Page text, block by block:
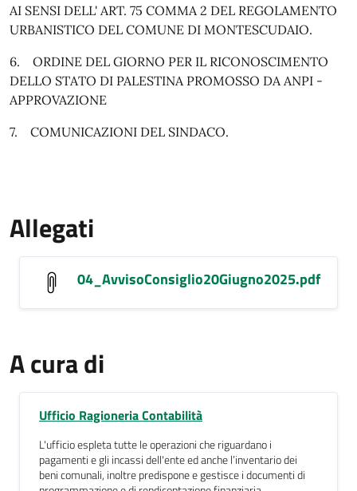
AI SENSI DELL' ART. 75 COMMA 2 DEL REGOLAMENTO
URBANISTICO DEL COMUNE DI MONTESCUDAIO.
6. ORDINE DEL GIORNO PER IL RICONOSCIMENTO
DELLO STATO DI PALESTINA PROMOSSO DA ANPI -
APPROVAZIONE
7. COMUNICAZIONI DEL SINDACO.
Allegati
04_AvvisoConsiglio20Giugno2025.pdf
A cura di
Ufficio Ragioneria Contabilità
L'ufficio espleta tutte le operazioni che riguardano i
pagamenti e gli incassi dell'ente ed anche l’inventario dei
beni comunali, inoltre predispone e gestisce i documenti di